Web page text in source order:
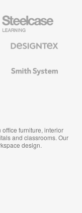
Education
Möbel
Textilien
System
furniture, interior
and classrooms. Our
design.